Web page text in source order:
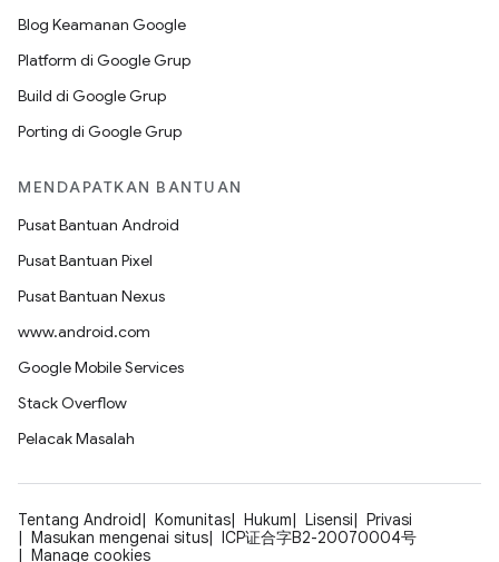
Blog Keamanan Google
Platform di Google Grup
Build di Google Grup
Porting di Google Grup
MENDAPATKAN BANTUAN
Pusat Bantuan Android
Pusat Bantuan Pixel
Pusat Bantuan Nexus
www.android.com
Google Mobile Services
Stack Overflow
Pelacak Masalah
Tentang Android Komunitas Hukum Lisensi
Privasi
Masukan mengenai situs
ICP证合字B2-20070004号
Manage cookies